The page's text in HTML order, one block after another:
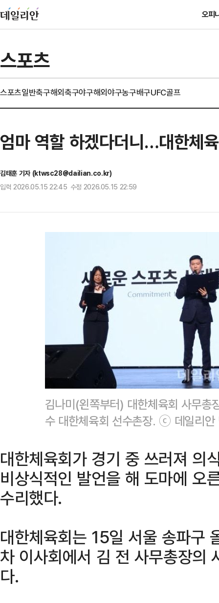
오피
스포츠
스포츠일반축구해외축구야구해외야구농구배구UFC골프
엄마 역할 하겠다더니…대한체
김태훈 기자 (ktwsc28@dailian.co.kr)
입력 2026.05.15 22:45 수정 2026.05.15 22:59
김나미(왼쪽부터) 대한체육회 사무총
수 대한체육회 선수촌장. ⓒ 데일리안
대한체육회가 경기 중 쓰러져 의
비상식적인 발언을 해 도마에 오
수리했다.
대한체육회는 15일 서울 송파구
차 이사회에서 김 전 사무총장의
다.